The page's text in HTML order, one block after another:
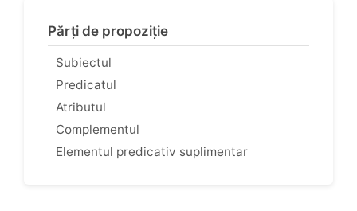
Părți de propoziție
Subiectul
Predicatul
Atributul
Complementul
Elementul predicativ suplimentar